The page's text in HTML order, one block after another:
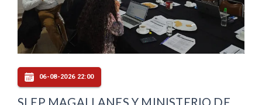
06-08-2026 22:00
SLEP MAGALLANES Y MINISTERIO DE